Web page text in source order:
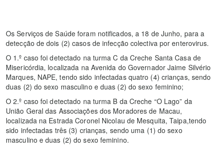
Os Serviços de Saúde foram notificados, a 18 de Junho, para a
detecção de dois (2) casos de infecção colectiva por enterovirus.
O 1.º caso foi detectado na turma C da Creche Santa Casa de
Misericórdia, localizada na Avenida do Governador Jaime Silvério
Marques, NAPE, tendo sido infectadas quatro (4) crianças, sendo
duas (2) do sexo masculino e duas (2) do sexo feminino;
O 2.º caso foi detectado na turma B da Creche “O Lago” da
União Geral das Associações dos Moradores de Macau,
localizada na Estrada Coronel Nicolau de Mesquita, Taipa,tendo
sido infectadas três (3) crianças, sendo uma (1) do sexo
masculino e duas (2) do sexo feminino.